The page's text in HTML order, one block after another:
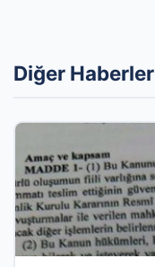
Diğer Haberler